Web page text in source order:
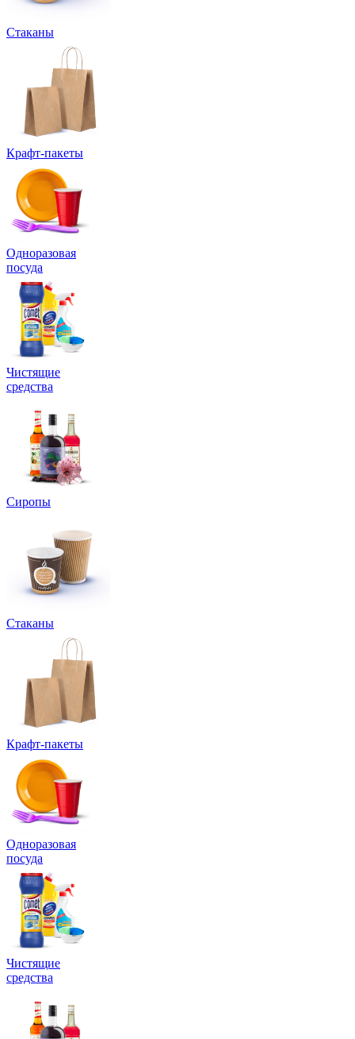
Стаканы
Крафт-пакеты
Одноразовая
посуда
Чистящие
средства
Сиропы
Стаканы
Крафт-пакеты
Одноразовая
посуда
Чистящие
средства